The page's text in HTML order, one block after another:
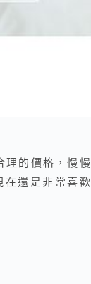
的價格，慢慢
還是非常喜歡